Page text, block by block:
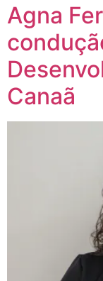
Agna
Canaã